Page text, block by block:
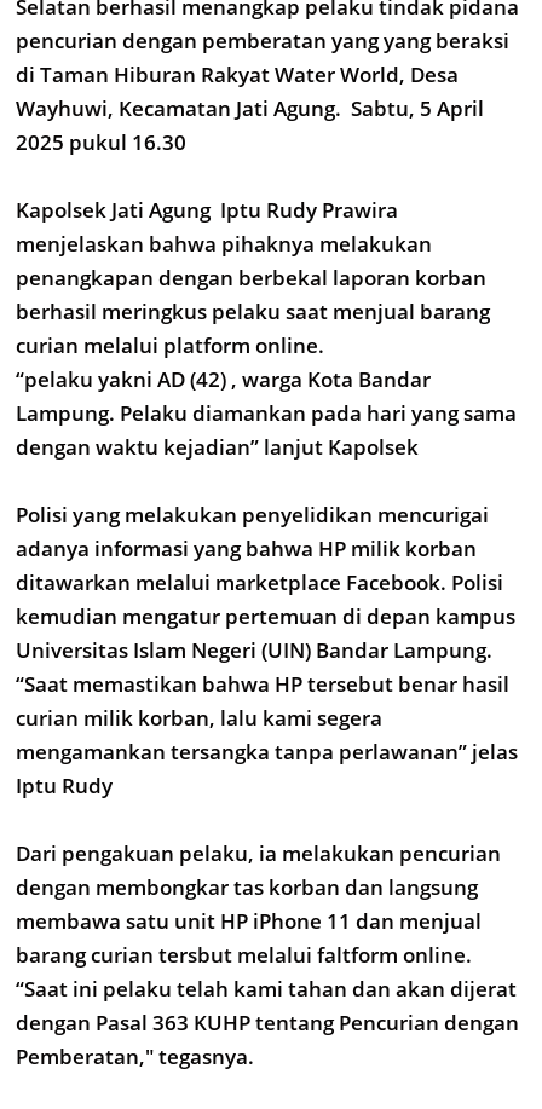
Selatan berhasil menangkap pelaku tindak pidana
pencurian dengan pemberatan yang yang beraksi
di Taman Hiburan Rakyat Water World, Desa
Wayhuwi, Kecamatan Jati Agung. Sabtu, 5 April
2025 pukul 16.30
Kapolsek Jati Agung Iptu Rudy Prawira
menjelaskan bahwa pihaknya melakukan
penangkapan dengan berbekal laporan korban
berhasil meringkus pelaku saat menjual barang
curian melalui platform online.
“pelaku yakni AD (42) , warga Kota Bandar
Lampung. Pelaku diamankan pada hari yang sama
dengan waktu kejadian” lanjut Kapolsek
Polisi yang melakukan penyelidikan mencurigai
adanya informasi yang bahwa HP milik korban
ditawarkan melalui marketplace Facebook. Polisi
kemudian mengatur pertemuan di depan kampus
Universitas Islam Negeri (UIN) Bandar Lampung.
“Saat memastikan bahwa HP tersebut benar hasil
curian milik korban, lalu kami segera
mengamankan tersangka tanpa perlawanan” jelas
Iptu Rudy
Dari pengakuan pelaku, ia melakukan pencurian
dengan membongkar tas korban dan langsung
membawa satu unit HP iPhone 11 dan menjual
barang curian tersbut melalui faltform online.
“Saat ini pelaku telah kami tahan dan akan dijerat
dengan Pasal 363 KUHP tentang Pencurian dengan
Pemberatan," tegasnya.